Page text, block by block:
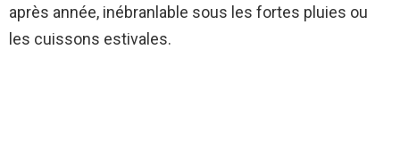
après année, inébranlable sous les fortes pluies ou
les cuissons estivales.